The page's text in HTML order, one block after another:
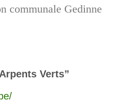
communale Gedinne
Verts”